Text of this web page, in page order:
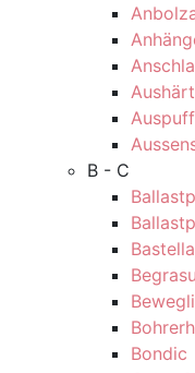
B - C
Bondic